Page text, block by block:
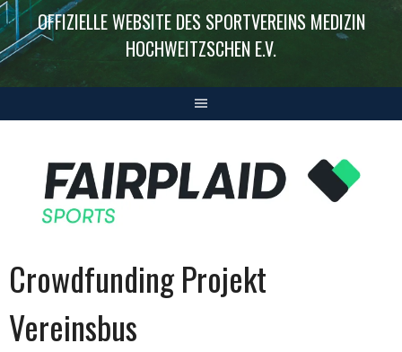
OFFIZIELLE WEBSITE DES SPORTVEREINS MEDIZIN
HOCHWEITZSCHEN E.V.
Crowdfunding Projekt
Vereinsbus